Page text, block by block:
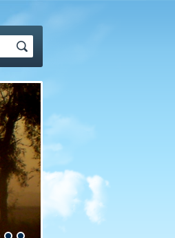
Hledat